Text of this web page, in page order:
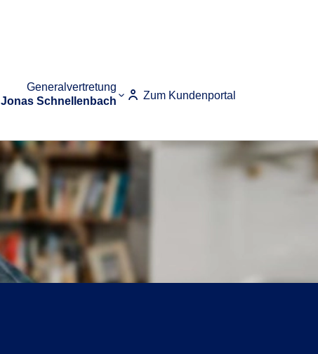
Generalvertretung
Jonas Schnellenbach
Zum Kundenportal